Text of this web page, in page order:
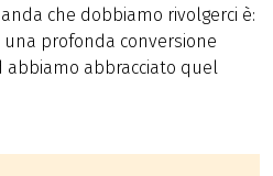
che dobbiamo rivolgerci è:
profonda conversione
abbiamo abbracciato quel